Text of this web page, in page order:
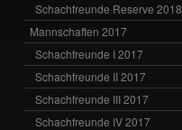
Schachfreunde Reserve 2018
Mannschaften 2017
Schachfreunde I 2017
Schachfreunde II 2017
Schachfreunde III 2017
Schachfreunde IV 2017